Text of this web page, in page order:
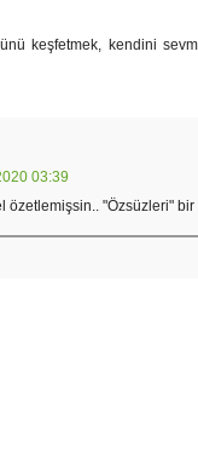
keşfetmek, kendini
03:39
özetlemişsin.. "Özsüzleri" bir